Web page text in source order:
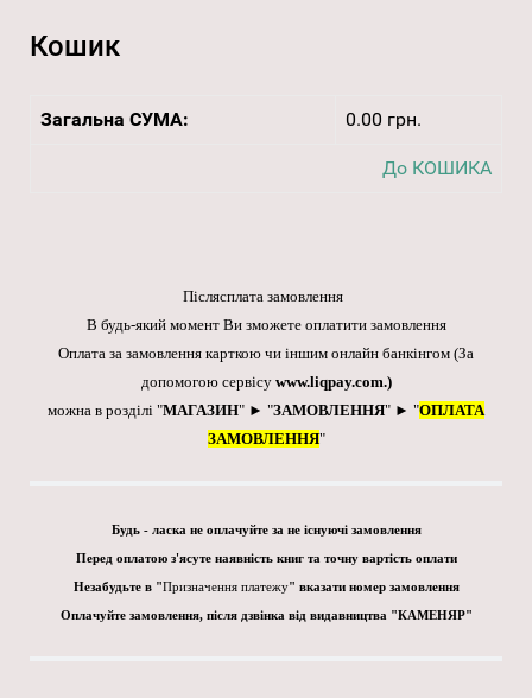
Кошик
Загальна СУМА: 0.00 грн.
До КОШИКА
Післясплата замовлення
В будь-який момент Ви зможете оплатити замовлення
Оплата за замовлення карткою чи іншим онлайн банкінгом (За
допомогою сервісу www.liqpay.com.)
можна в розділі "МАГАЗИН" ► "ЗАМОВЛЕННЯ" ► "ОПЛАТА
ЗАМОВЛЕННЯ"
Будь - ласка не оплачуйте за не існуючі замовлення
Перед оплатою з'ясуте наявність книг та точну вартість оплати
Незабудьте в "Призначення платежу" вказати номер замовлення
Оплачуйте замовлення, після дзвінка від видавництва "КАМЕНЯР"